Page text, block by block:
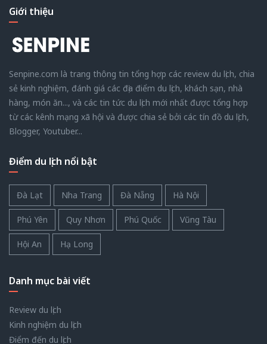
Giới thiệu
Senpine.com là trang thông tin tổng hợp các review du lịch, chia
sẻ kinh nghiệm, đánh giá các địa điểm du lịch, khách sạn, nhà
hàng, món ăn..., và các tin tức du lịch mới nhất được tổng hợp
từ các kênh mạng xã hội và được chia sẻ bởi các tín đồ du lịch,
Blogger, Youtuber...
Điểm du lịch nổi bật
Đà Lạt Nha Trang Đà Nẵng Hà Nội
Phú Yên Quy Nhơn Phú Quốc Vũng Tàu
Hội An Hạ Long
Danh mục bài viết
Review du lịch
Kinh nghiệm du lịch
Điểm đến du lịch